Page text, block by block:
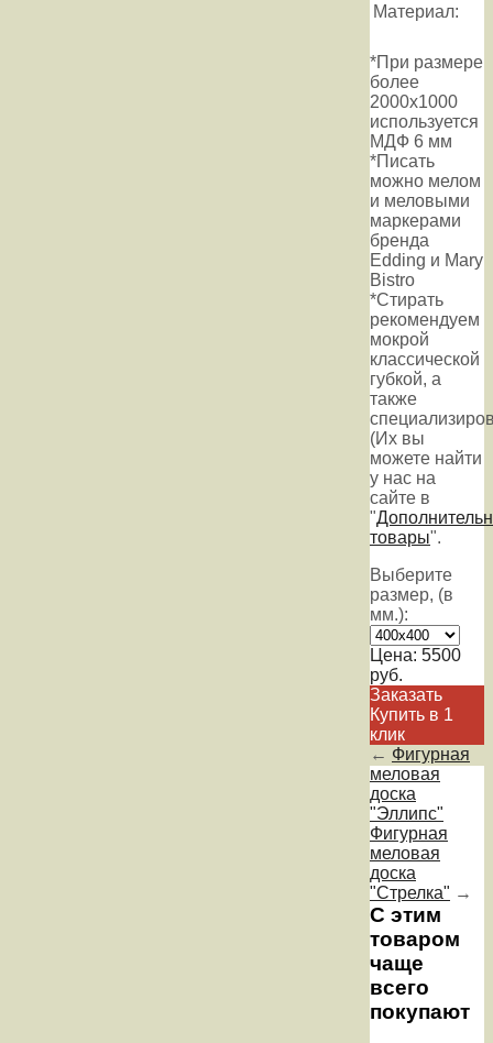
Материал:
*При размере
более
2000х1000
используется
МДФ 6 мм
*Писать
можно мелом
и меловыми
маркерами
бренда
Edding и Mary
Bistro
*Стирать
рекомендуем
мокрой
классической
губкой, а
также
(Их вы
можете найти
у нас на
сайте в
"
товары".
Выберите
размер, (в
мм.):
Цена: 5500
руб.
Заказать
Купить в 1
клик
← Фигурная
меловая
доска
"Эллипс"
Фигурная
меловая
доска
"Стрелка" →
С этим
товаром
чаще
всего
покупают